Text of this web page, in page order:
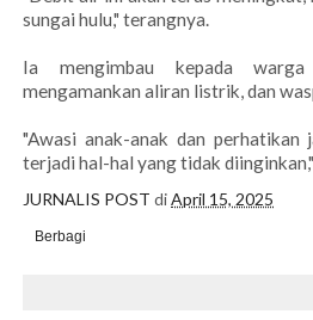
sungai hulu," terangnya.
Ia mengimbau kepada
mengamankan aliran listrik, dan
"Awasi anak-anak dan
terjadi hal-hal yang tidak
JURNALIS POST diApril 15, 2025
Berbagi